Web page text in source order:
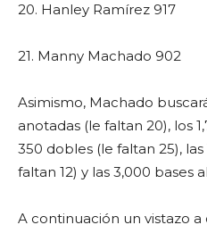
20. Hanley Ramírez 917
21. Manny Machado 902
Asimismo, Machado
anotadas (le faltan 20), los
350 dobles (le faltan 25),
faltan 12) y las 3,000 bases
A continuación un vistazo